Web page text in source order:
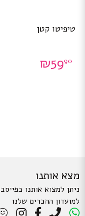
טיפיטו קטן
₪5990
מצא אותנו
ניתן למצוא אותנו
למועדון החברים שלנו